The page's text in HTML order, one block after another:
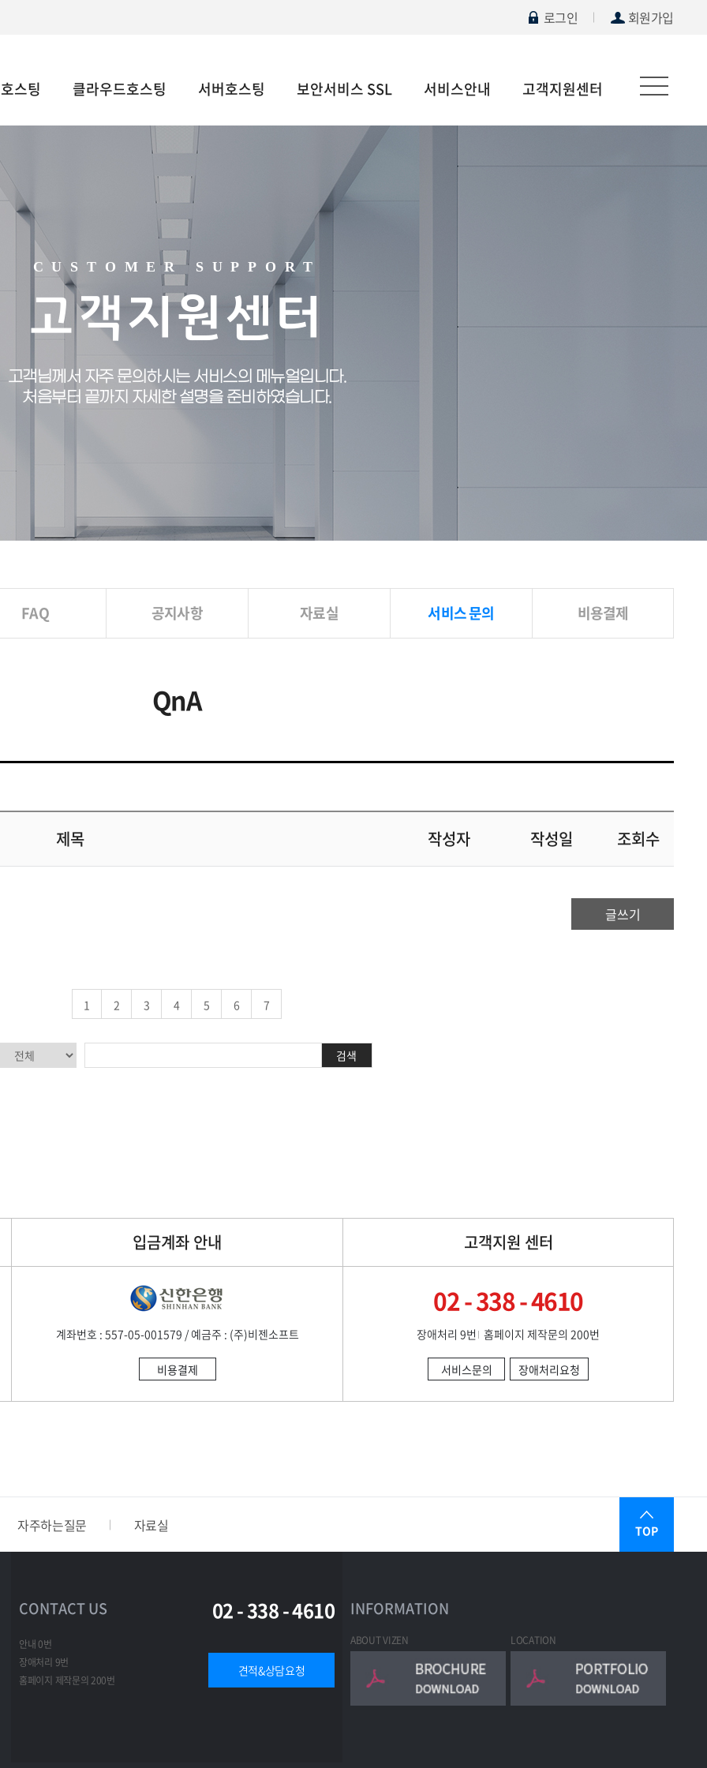
로그인 회원가입
스팅 클라우드호스팅 서버호스팅 보안서비스 SSL 서비스안내 고객지원센터
CUSTOMER SUPPORT
고객지원센터
고객님께서 자주 문의하시는 서비스의 메뉴얼입니다.
처음부터 끝까지 자세한 설명을 준비하였습니다.
FAQ 공지사항 자료실 서비스 문의 비용결제
QnA
제목 작성자 작성일 조회수
글쓰기
1 2 3 4 5 6 7
검색
입금계좌 안내
계좌번호 : 557-05-001579 / 예금주 : (주)비젠소프트
비용결제
고객지원 센터
02 - 338 - 4610
장애처리 9번 홈페이지 제작문의 200번
서비스문의 장애처리요청
자주하는질문 자료실 TOP
CONTACT US 02 - 338 - 4610
안내 0번
장애처리 9번
홈페이지 제작문의 200번
견적&상담요청
INFORMATION
ABOUT VIZEN LOCATION